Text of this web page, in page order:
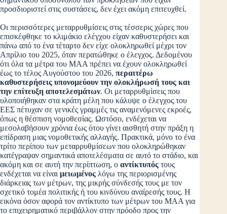
προσδιοριστεί στις συστάσεις, δεν έχει ακόμη επιτευχθεί.
Οι περισσότερες μεταρρυθμίσεις στις τέσσερις χώρες που
επισκέφθηκε το κλιμάκιο ελέγχου είχαν καθυστερήσει και
πάνω από το ένα τέταρτο δεν είχε ολοκληρωθεί μέχρι τον
Απρίλιο του 2025, όταν περατώθηκε ο έλεγχος. Δεδομένου
ότι όλα τα μέτρα του ΜΑΑ πρέπει να έχουν ολοκληρωθεί
έως το τέλος Αυγούστου του 2026, περαιτέρω
καθυστερήσεις υπονομεύουν την ολοκλήρωσή τους και
την επίτευξη αποτελεσμάτων. Οι μεταρρυθμίσεις που
υλοποιήθηκαν στα κράτη μέλη που κάλυψε ο έλεγχος του
ΕΕΣ πέτυχαν σε γενικές γραμμές τις αναμενόμενες εκροές,
όπως η θέσπιση νομοθεσίας. Ωστόσο, ενδέχεται να
μεσολαβήσουν χρόνια έως ότου γίνει αισθητή στην πράξη η
επίδραση μιας νομοθετικής αλλαγής. Πρακτικά, μόνο το ένα
τρίτο περίπου των μεταρρυθμίσεων που ολοκληρώθηκαν
κατέγραψαν σημαντικά αποτελέσματα σε αυτό το στάδιο, και
ακόμη και σε αυτή την περίπτωση, ο αντίκτυπός τους
ενδέχεται να είναι μειωμένος λόγω της περιορισμένης
διάρκειας των μέτρων, της μικρής σύνδεσής τους με τον
σχετικό τομέα πολιτικής ή του κινδύνου αναίρεσής τους. Η
εικόνα όσον αφορά τον αντίκτυπο των μέτρων του ΜΑΑ για
το επιχειρηματικό περιβάλλον στην πρόοδο προς την